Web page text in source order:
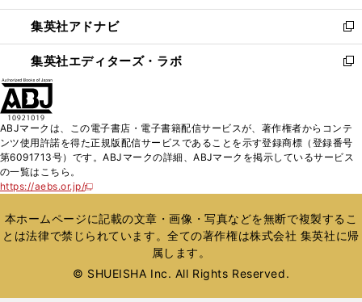
開
く
ウ
で
開
く
ン
ド
ウ
で
ウ
ィ
ン
ド
く
集英社アドナビ
新
し
い
ド
ウ
で
集英社エディターズ・ラボ
新
ィ
ン
ド
開
く
ABJマークは、この電子書店・電子書籍配信サービスが、著作権者からコンテ
ンツ使用許諾を得た正規版配信サービスであることを示す登録商標（登録番号
第6091713号）です。ABJマークの詳細、ABJマークを掲示しているサービス
の一覧はこちら。
https://aebs.or.jp/
新
い
ウ
ィ
ウ
本ホームページに記載の文章・画像・写真などを無断で複製するこ
とは法律で禁じられています。全ての著作権は株式会社 集英社に帰
属します。
© SHUEISHA Inc. All Rights Reserved.